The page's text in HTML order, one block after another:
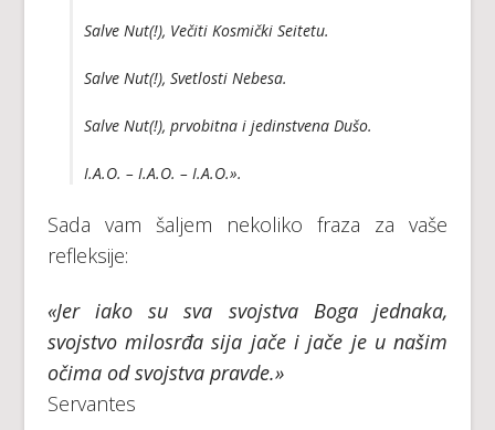
Salve Nut(!), Večiti Kosmički Seitetu.
Salve Nut(!), Svetlosti Nebesa.
Salve Nut(!), prvobitna i jedinstvena Dušo.
I.A.O. – I.A.O. – I.A.O.».
Sada vam šaljem nekoliko fraza za vaše
refleksije:
«Jer iako su sva svojstva Boga jednaka,
svojstvo milosrđa sija jače i jače je u našim
očima od svojstva pravde.»
Servantes